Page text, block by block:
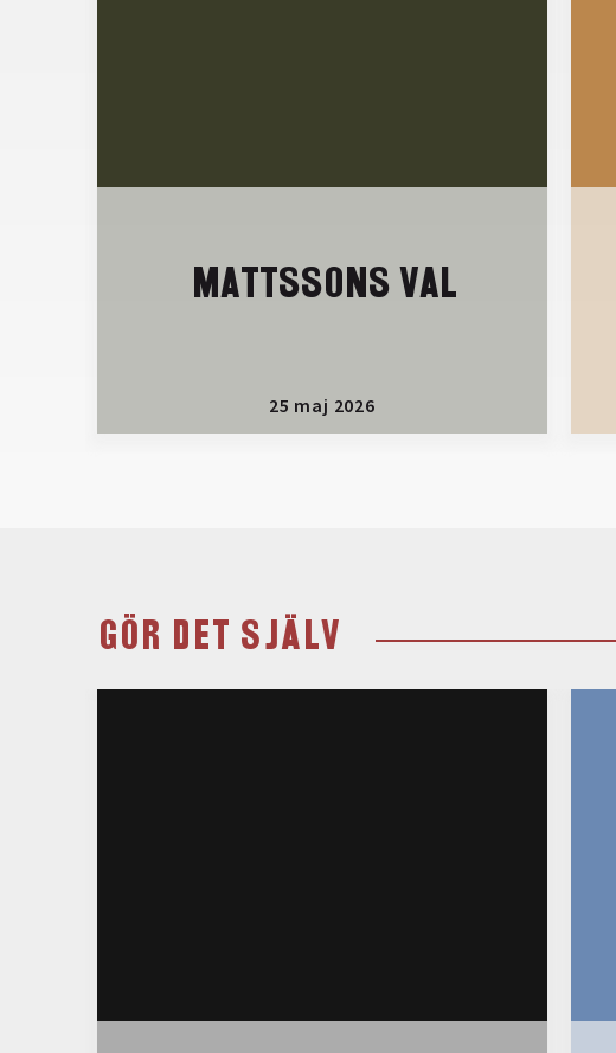
MATTSSONS VAL
25 maj 2026
GÖR DET SJÄLV